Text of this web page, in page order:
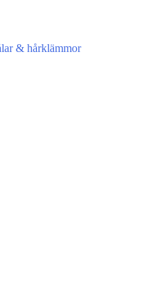
& hårklämmor